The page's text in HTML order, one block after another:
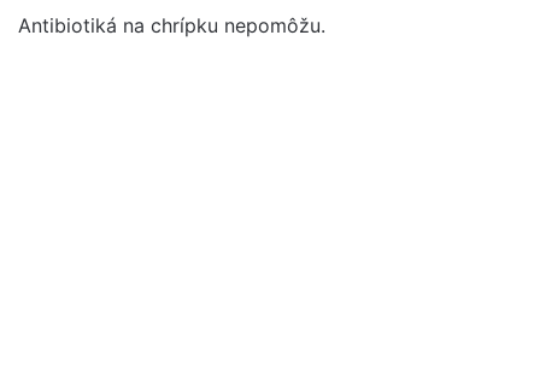
Antibiotiká na chrípku nepomôžu.